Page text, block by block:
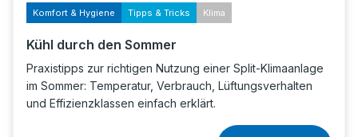
Komfort & Hygiene Tipps & Tricks Klima
Kühl durch den Sommer
Praxistipps zur richtigen Nutzung einer Split-Klimaanlage
im Sommer: Temperatur, Verbrauch, Lüftungsverhalten
und Effizienzklassen einfach erklärt.